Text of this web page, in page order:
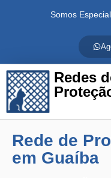
Somos
Redes
Rede de
em Guaíba